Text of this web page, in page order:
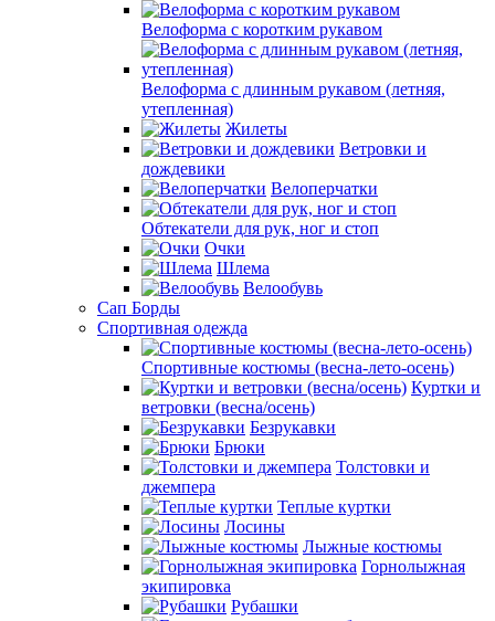
Велоформа с коротким рукавом
Велоформа с длинным рукавом (летняя,
утепленная)
Жилеты
Ветровки и
дождевики
Велоперчатки
Обтекатели для рук, ног и стоп
Очки
Шлема
Велообувь
Сап Борды
Спортивная одежда
Спортивные костюмы (весна-лето-осень)
Куртки и
ветровки (весна/осень)
Безрукавки
Брюки
Толстовки и
джемпера
Теплые куртки
Лосины
Лыжные костюмы
Горнолыжная
экипировка
Рубашки